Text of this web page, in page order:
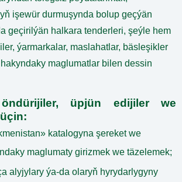
işewür durmuşynda bolup geçýän
geçirilýän halkara tenderleri, şeýle hem
ýarmarkalar, maslahatlar, bäsleşikler
maglumatlar bilen dessin
üpjün edijiler we
:
katalogyna şereket we
maglumaty girizmek we täzelemek;
alyjylary ýa-da olaryň hyrydarlygyny